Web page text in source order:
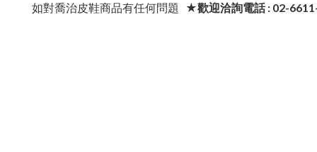
如對喬治皮鞋商品有任何問題 ★歡迎洽詢電話 : 02-